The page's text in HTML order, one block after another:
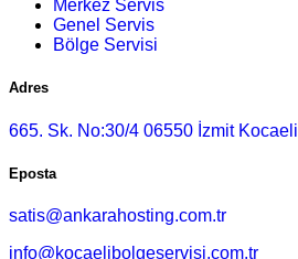
Merkez Servis
Genel Servis
Bölge Servisi
Adres
665. Sk. No:30/4 06550 İzmit Kocaeli
Eposta
satis@ankarahosting.com.tr
info@kocaelibolgeservisi.com.tr